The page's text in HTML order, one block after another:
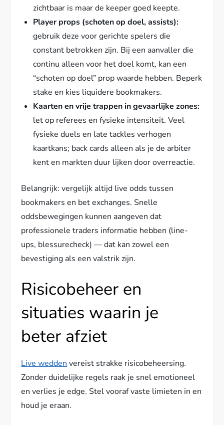
zichtbaar is maar de keeper goed keepte.
Player props (schoten op doel, assists):
gebruik deze voor gerichte spelers die
constant betrokken zijn. Bij een aanvaller die
continu alleen voor het doel komt, kan een
“schoten op doel” prop waarde hebben. Beperk
stake en kies liquidere bookmakers.
Kaarten en vrije trappen in gevaarlijke zones:
let op referees en fysieke intensiteit. Veel
fysieke duels en late tackles verhogen
kaartkans; back cards alleen als je de arbiter
kent en markten duur lijken door overreactie.
Belangrijk: vergelijk altijd live odds tussen
bookmakers en bet exchanges. Snelle
oddsbewegingen kunnen aangeven dat
professionele traders informatie hebben (line-
ups, blessurecheck) — dat kan zowel een
bevestiging als een valstrik zijn.
Risicobeheer en
situaties waarin je
beter afziet
Live wedden vereist strakke risicobeheersing.
Zonder duidelijke regels raak je snel emotioneel
en verlies je edge. Stel vooraf vaste limieten in en
houd je eraan.